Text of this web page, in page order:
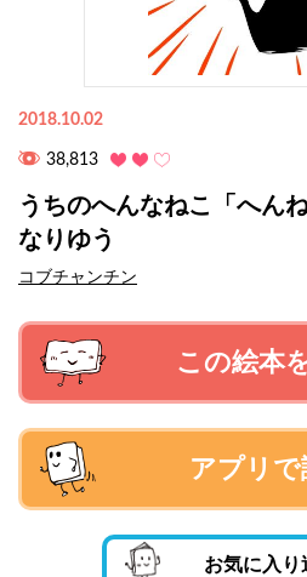
2018.10.02
38,813
うちのへんなねこ「へん
なりゆう
コブチャンチン
この絵本
アプリで
お気に入り